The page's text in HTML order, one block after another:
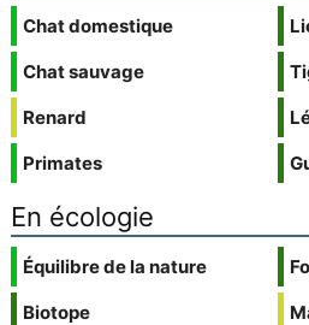
Chat domestique
Chat sauvage
Renard
Primates
En écologie
Équilibre de la nature
Biotope